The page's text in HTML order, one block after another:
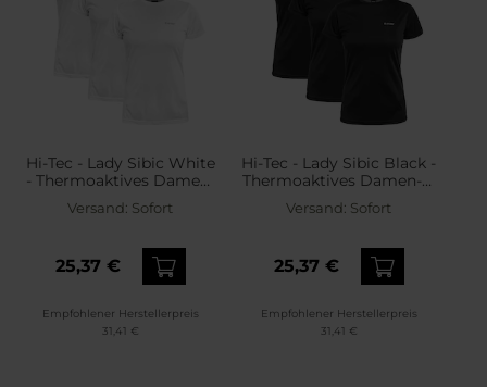
Hi-Tec - Lady Sibic White
- Thermoaktives Damen-
T-Shirt - 3 Stk.
Versand: Sofort
25,37 €
Empfohlener Herstellerpreis
31,41 €
Hi-Tec - Lady Sibic Black -
Thermoaktives Damen-T-
Shirt - 3 Stk.
Versand: Sofort
25,37 €
Empfohlener Herstellerpreis
31,41 €